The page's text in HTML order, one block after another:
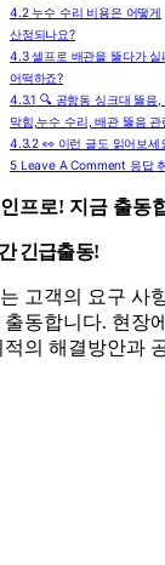
4.2 누수 수리 비용은 어떻게
산정되나요?
4.3 셀프로 배관을 뚫다가 실
어떡하죠?
4.3.1 🔍 공항동 싱크대 뚫음,
막힘,누수 수리, 배관 뚫음 관
4.3.2 👀 이런 글도 읽어보세
5 Leave A Comment 응답
프로! 지금 출동
긴급출동!
고객의 요구 사
출동합니다. 현장
적의 해결방안과